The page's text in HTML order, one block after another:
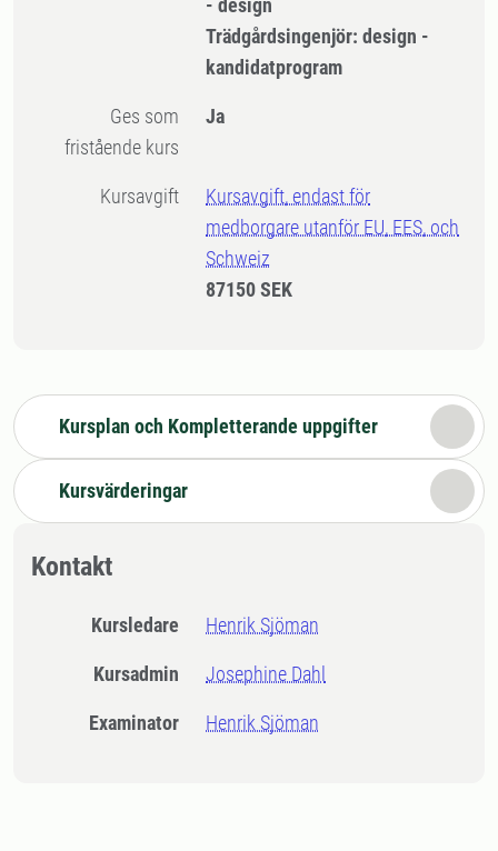
- design
Trädgårdsingenjör: design -
kandidatprogram
Ges som
fristående kurs
Ja
Kursavgift
Kursavgift, endast för
medborgare utanför EU, EES, och
Schweiz
87150 SEK
Kursplan och Kompletterande uppgifter
Kursvärderingar
Kontakt
Kursledare Henrik Sjöman
Kursadmin Josephine Dahl
Examinator Henrik Sjöman